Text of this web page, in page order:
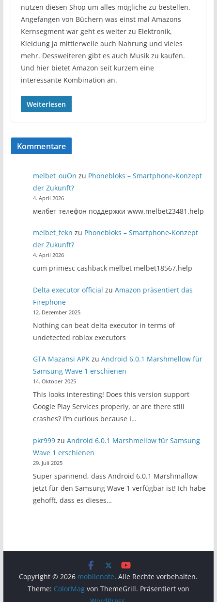
nutzen diesen Shop um alles mögliche zu bestellen.
Angefangen von Büchern was einst mal Amazons
Kernsegment war geht es weiter zu Elektronik,
Kleidung ja mittlerweile auch Nahrung und vieles
mehr. Dessweiteren gibt es auch Musik zu kaufen.
Und hier bietet Amazon seit kurzem eine
interessante Kombination an.
Weiterlesen
Kommentare
melbet_ouOn zu Phonebloks – Smartphone-Konzept
der Zukunft?
4. April 2026
мелбет телефон поддержки www.melbet23481.help
melbet_fekn zu Phonebloks – Smartphone-Konzept
der Zukunft?
4. April 2026
cum primesc cashback melbet melbet18567.help
Delta executor official zuAmazon präsentiert das
Firephone
12. Dezember 2025
Nothing can beat delta executor in terms of
undetected roblox executors
GTA Mazansi APK zuAndroid 6.0.1 Marshmellow für
Samsung Wave 1 erschienen
14. Oktober 2025
This looks interesting! Does this version support
Google Play Services properly, or are there still
crashes? I’m curious because I…
pkr999 zuAndroid 6.0.1 Marshmellow für Samsung
Wave 1 erschienen
29. Juli 2025
Super spannend, dass Android 6.0.1 Marshmallow
jetzt für den Samsung Wave 1 verfügbar ist! Ich habe
gehofft, dass es dieses…
Copyright © 2026 mobilenote. Alle Rechte vorbehalten.
Theme: ColorMagvon ThemeGrill. Präsentiert von